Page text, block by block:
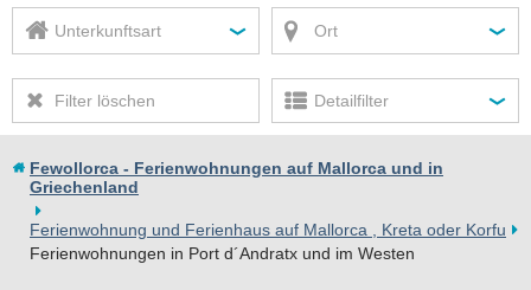
Unterkunftsart Ort
Filter löschen Detailfilter
Fewollorca - Ferienwohnungen auf Mallorca und in
Griechenland
Ferienwohnung und Ferienhaus auf Mallorca , Kreta oder Korfu
Ferienwohnungen in Port d´Andratx und im Westen